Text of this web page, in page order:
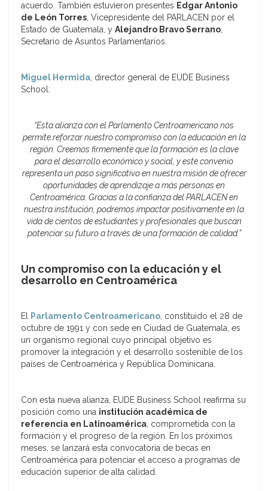
acuerdo. También estuvieron presentes Edgar Antonio
de León Torres, Vicepresidente del PARLACEN por el
Estado de Guatemala, y Alejandro Bravo Serrano,
Secretario de Asuntos Parlamentarios.
Miguel Hermida, director general de EUDE Business
School:
“Esta alianza con el Parlamento Centroamericano nos
permite reforzar nuestro compromiso con la educación en la
región. Creemos firmemente que la formación es la clave
para el desarrollo económico y social, y este convenio
representa un paso significativo en nuestra misión de ofrecer
oportunidades de aprendizaje a más personas en
Centroamérica. Gracias a la confianza del PARLACEN en
nuestra institución, podremos impactar positivamente en la
vida de cientos de estudiantes y profesionales que buscan
potenciar su futuro a través de una formación de calidad.”
Un compromiso con la educación y el
desarrollo en Centroamérica
El Parlamento Centroamericano, constituido el 28 de
octubre de 1991 y con sede en Ciudad de Guatemala, es
un organismo regional cuyo principal objetivo es
promover la integración y el desarrollo sostenible de los
países de Centroamérica y República Dominicana.
Con esta nueva alianza, EUDE Business School reafirma su
posición como una institución académica de
referencia en Latinoamérica, comprometida con la
formación y el progreso de la región. En los próximos
meses, se lanzará esta convocatoria de becas en
Centroamérica para potenciar el acceso a programas de
educación superior de alta calidad.